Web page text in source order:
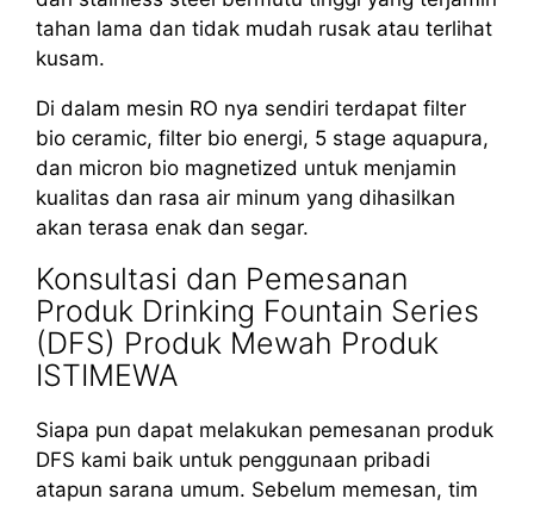
tahan lama dan tidak mudah rusak atau terlihat
kusam.
Di dalam mesin RO nya sendiri terdapat filter
bio ceramic, filter bio energi, 5 stage aquapura,
dan micron bio magnetized untuk menjamin
kualitas dan rasa air minum yang dihasilkan
akan terasa enak dan segar.
Konsultasi dan Pemesanan
Produk Drinking Fountain Series
(DFS) Produk Mewah Produk
ISTIMEWA
Siapa pun dapat melakukan pemesanan produk
DFS kami baik untuk penggunaan pribadi
atapun sarana umum. Sebelum memesan, tim